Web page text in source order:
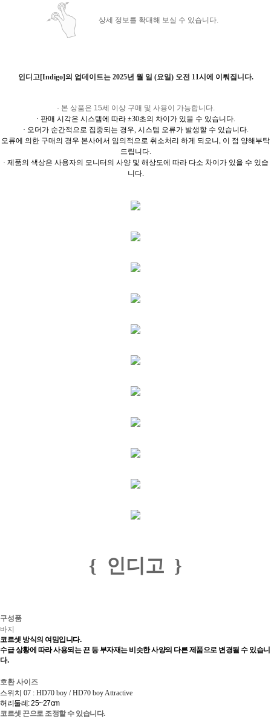
상세 정보를 확대해 보실 수 있습니다.
인디고[Indigo]의 업데이트는 2025년 월 일 (요일) 오전 11시에 이뤄집니다.
· 본 상품은 15세 이상 구매 및 사용이 가능합니다.
· 판매 시각은 시스템에 따라 ±30초의 차이가 있을 수 있습니다.
· 오더가 순간적으로 집중되는 경우, 시스템 오류가 발생할 수 있습니다.
오류에 의한 구매의 경우 본사에서 임의적으로 취소처리 하게 되오니, 이 점 양해부탁
드립니다.
· 제품의 색상은 사용자의 모니터의 사양 및 해상도에 따라 다소 차이가 있을 수 있습
니다.
{ 인디고 }
구성품
바지
코르셋 방식의 여밈입니다.
수급 상황에 따라 사용되는 끈 등 부자재는 비슷한 사양의 다른 제품으로 변경될 수 있습니
다.
호환 사이즈
스위치 07 : HD70 boy / HD70 boy Attractive
허리둘레: 25~27cm
코르셋 끈으로 조정할 수 있습니다.